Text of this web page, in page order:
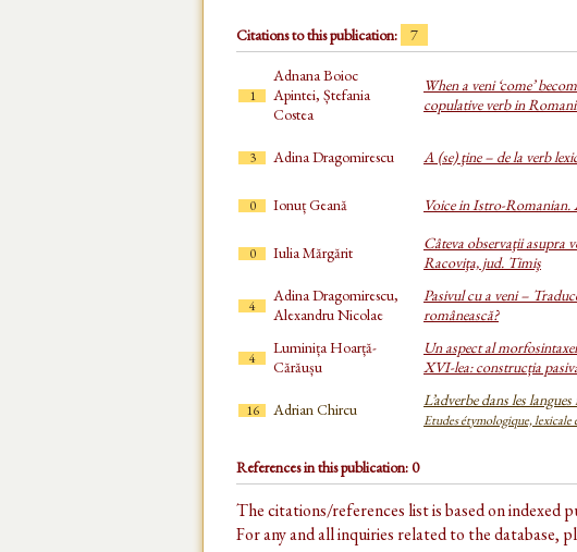
Citations to this publication: 7
1
Adnana Boioc
Apintei, Ștefania
Costea
When a veni ‘come’
copulative verb in
3 Adina Dragomirescu A (se) ţine – de la verb
0 Ionuț Geană Voice in Istro-Romanian.
0 Iulia Mărgărit
Câteva observaţii asupra
Racoviţa, jud. Timiş
4
Adina Dragomirescu,
Alexandru Nicolae
Pasivul cu a veni –
românească?
4
Luminița Hoarță-
Cărăușu
Un aspect al
XVI-lea: construcția
16 Adrian Chircu L’adverbe dans les
Etudes étymologique,
References in this publication: 0
The citations/references list is based on indexed
For any and all inquiries related to the database,